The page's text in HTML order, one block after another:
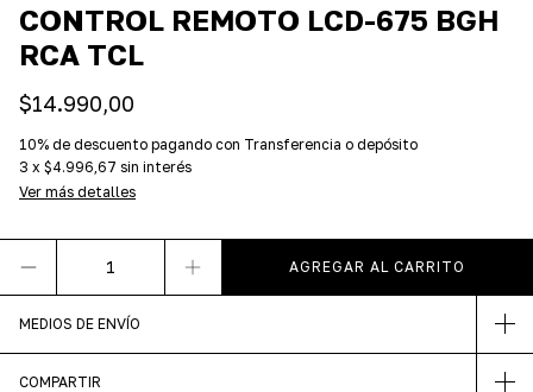
CONTROL REMOTO LCD-675 BGH
RCA TCL
$14.990,00
10% de descuento pagando con Transferencia o depósito
3 x $4.996,67 sin interés
Ver más detalles
MEDIOS DE ENVÍO
COMPARTIR